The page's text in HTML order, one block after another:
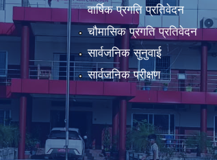
वार्षिक प्रगति प्रतिवेदन
चौमासिक प्रगति प्रतिवेदन
सार्वजनिक सुनुवाई
सार्वजनिक परीक्षण